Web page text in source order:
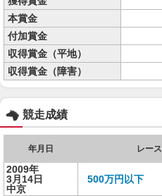
本賞金
付加賞金
収得賞金（平地）
収得賞金（障害）
競走成績
年月日 レース
2009年
3月14日
中京
500万円以下